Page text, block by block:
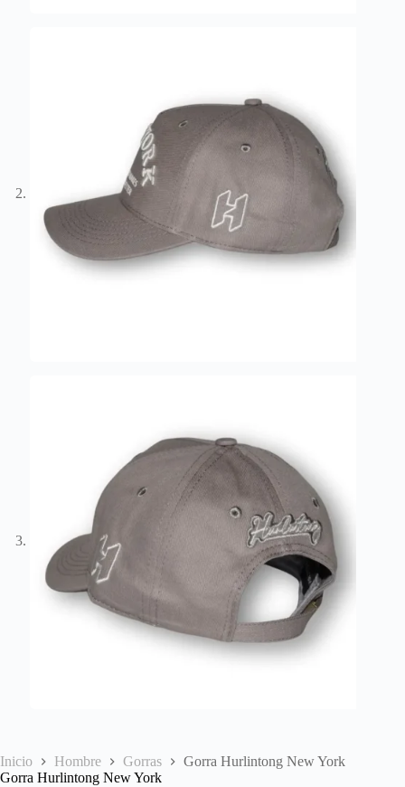
Inicio Hombre Gorras
Gorra Hurlintong New York
Gorra Hurlintong New York